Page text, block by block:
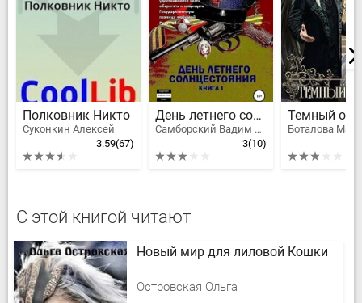
Полковник Никто
Суконкин Алексей
3.59(67)
День летнего солнцестояния
Самборский Вадим Леонтьевич
3(10)
Боталова
С этой книгой читают
Новый мир для лиловой Кошки
Островская Ольга